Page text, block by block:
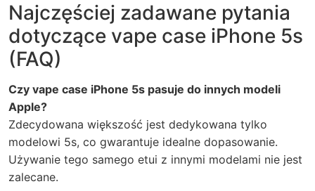
Najczęściej zadawane pytania
dotyczące vape case iPhone 5s
(FAQ)
Czy vape case iPhone 5s pasuje do innych modeli
Apple?
Zdecydowana większość jest dedykowana tylko
modelowi 5s, co gwarantuje idealne dopasowanie.
Używanie tego samego etui z innymi modelami nie jest
zalecane.